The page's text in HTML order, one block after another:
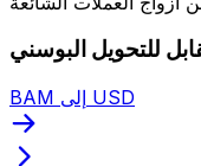
BAM إلى USD